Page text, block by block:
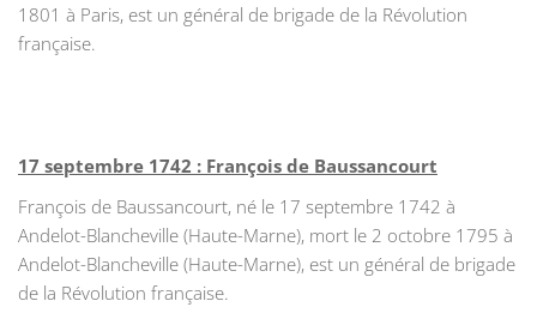
1801 à Paris, est un général de brigade de la Révolution
française.
17 septembre 1742 : François de Baussancourt
François de Baussancourt, né le 17 septembre 1742 à
Andelot-Blancheville (Haute-Marne), mort le 2 octobre 1795 à
Andelot-Blancheville (Haute-Marne), est un général de brigade
de la Révolution française.